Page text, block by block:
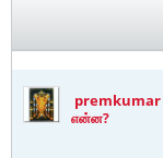
premkumar
என்ன?